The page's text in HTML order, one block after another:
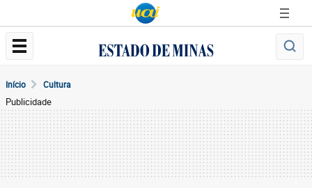
Início Cultura
Publicidade